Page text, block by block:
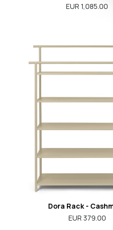
EUR 1,085.00
Dora Rack -
EUR 379.00